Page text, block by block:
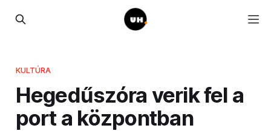
KULTÚRA
Hegedűszóra verik fel a
port a központban